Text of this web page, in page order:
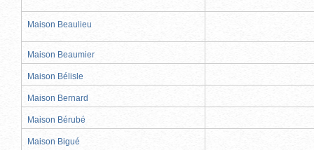
Maison Beaulieu
Maison Beaumier
Maison Bélisle
Maison Bernard
Maison Bérubé
Maison Bigué